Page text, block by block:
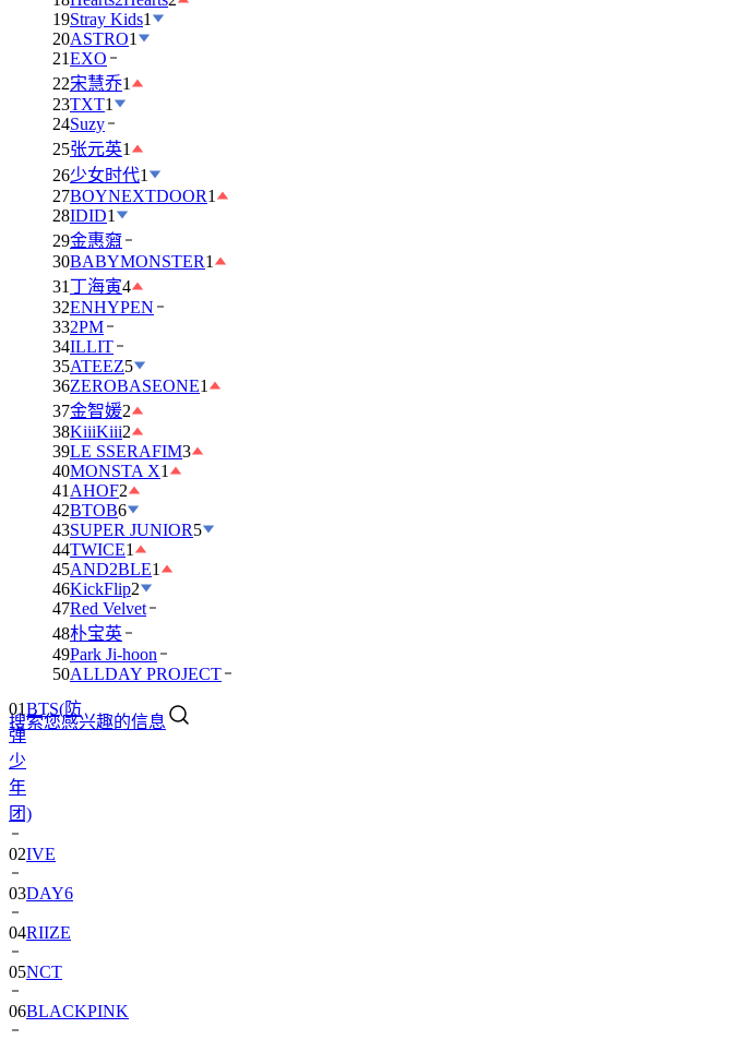
19Stray Kids1
20ASTRO1
21EXO
22宋慧乔1
23TXT1
24Suzy
25张元英1
26少女时代1
27BOYNEXTDOOR1
28IDID1
29金惠奫
30BABYMONSTER1
31 丁海寅4
32ENHYPEN
332PM
34ILLIT
35ATEEZ5
36ZEROBASEONE1
37金智媛2
38KiiiKiii2
39LE SSERAFIM3
40MONSTA X1
41 AHOF2
42BTOB6
43SUPER JUNIOR5
44TWICE1
45AND2BLE1
46KickFlip2
47Red Velvet
48朴宝英
49Park Ji-hoon
50ALLDAY PROJECT
搜索您感兴趣的信息
01BTS(防
弹
少
年
团)
02IVE
03DAY6
04RIIZE
05NCT
06BLACKPINK